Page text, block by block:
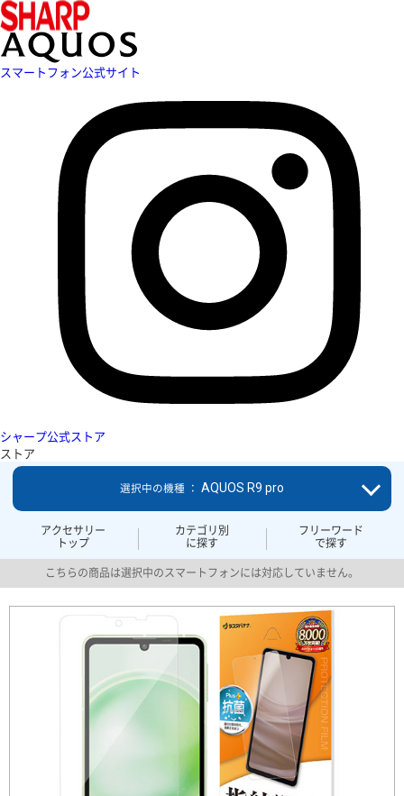
スマートフォン公式サイト
シャープ公式ストア
ストア
アクセサリー
トップ
カテゴリ別
に探す
フリーワード
で探す
選択中の機種 ： AQUOS R9 pro
こちらの商品は選択中のスマートフォンには対応していません。